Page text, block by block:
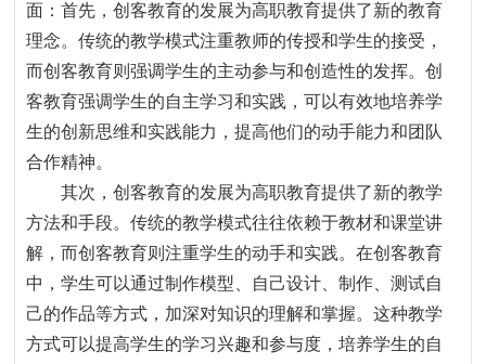
面 ：首先，创客教育的发展为高职教育提供了新的教育
理念。传统的教学模式注重教师的传授和学生的接受，
而创客教育则强调学生的主动参与和创造性的发挥。创
客教育强调学生的自主学习和实践 ，可以有效地培养学
生的创新思维和实践能力 ，提高他们的动手能力和团队
合作精神。
其次，创客教育的发展为高职教育提供了新的教学
方法和手段。传统的教学模式往往依赖于教材和课堂讲
解，而创客教育则注重学生的动手和实践。在创客教育
中，学生可以通过制作模型、自己设计、制作、测试自
己的作品等方式，加深对知识的理解和掌握。这种教学
方式可以提高学生的学习兴趣和参与度，培养学生的自